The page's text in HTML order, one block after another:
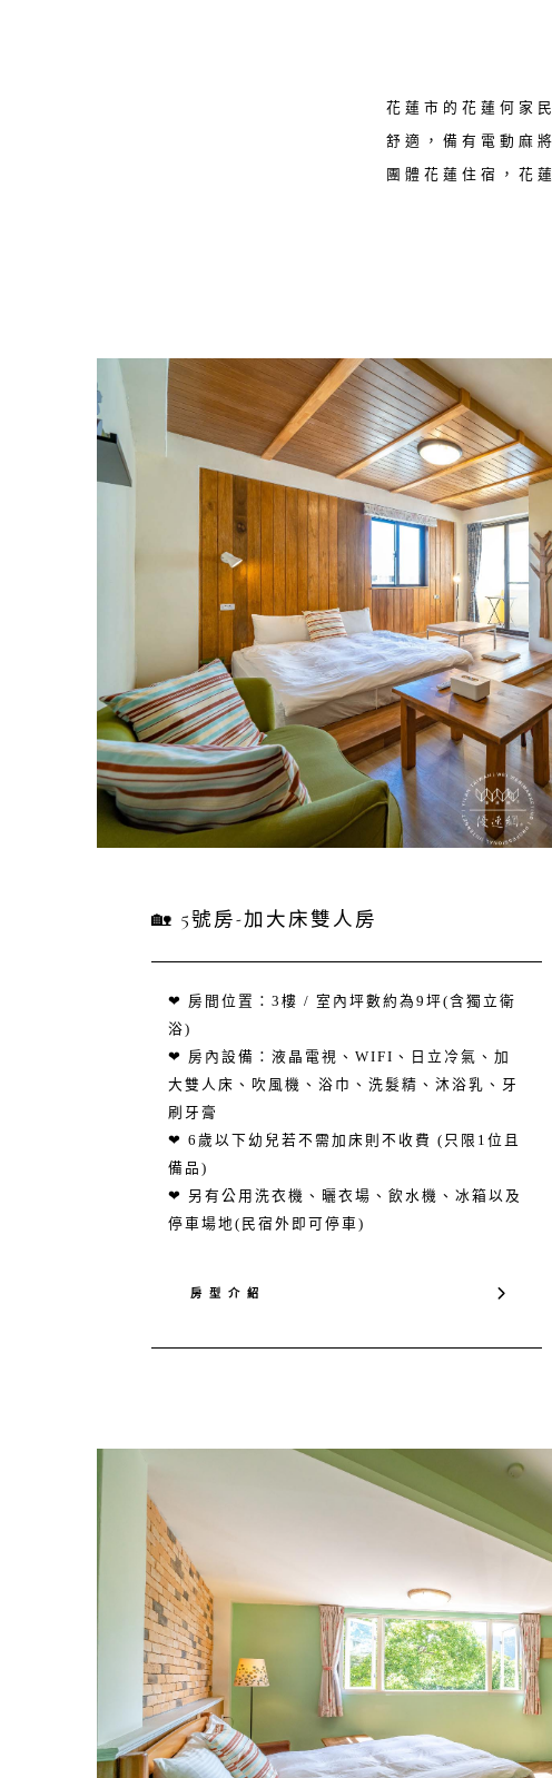
花蓮市的花蓮何家
舒適，備有電動麻
團體花蓮住宿，花
🏡 5號房-加大床雙人房
❤ 房間位置：3樓 / 室內坪數約為9坪(含獨立衛
浴)
❤ 房內設備：液晶電視、WIFI、日立冷氣、加
大雙人床、吹風機、浴巾、洗髮精、沐浴乳、牙
刷牙膏
❤ 6歲以下幼兒若不需加床則不收費 (只限1位且
備品)
❤ 另有公用洗衣機、曬衣場、飲水機、冰箱以及
停車場地(民宿外即可停車)
房 型 介 紹